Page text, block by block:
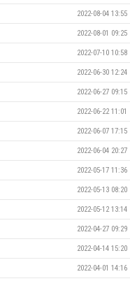
2022-08-04 13:55
2022-08-01 09:25
2022-07-10 10:58
2022-06-30 12:24
2022-06-27 09:15
2022-06-22 11:01
2022-06-07 17:15
2022-06-04 20:27
2022-05-17 11:36
2022-05-13 08:20
2022-05-12 13:14
2022-04-27 09:29
2022-04-14 15:20
2022-04-01 14:16